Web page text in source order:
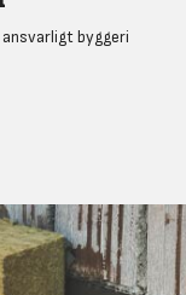
byggeri